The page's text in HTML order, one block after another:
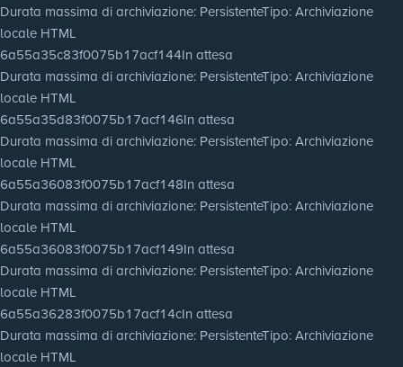
Durata massima di archiviazione: PersistenteTipo: Archiviazione
locale HTML
6a55a35c83f0075b17acf144In attesa
Durata massima di archiviazione: PersistenteTipo: Archiviazione
locale HTML
6a55a35d83f0075b17acf146In attesa
Durata massima di archiviazione: PersistenteTipo: Archiviazione
locale HTML
6a55a36083f0075b17acf148In attesa
Durata massima di archiviazione: PersistenteTipo: Archiviazione
locale HTML
6a55a36083f0075b17acf149In attesa
Durata massima di archiviazione: PersistenteTipo: Archiviazione
locale HTML
6a55a36283f0075b17acf14cIn attesa
Durata massima di archiviazione: PersistenteTipo: Archiviazione
locale HTML